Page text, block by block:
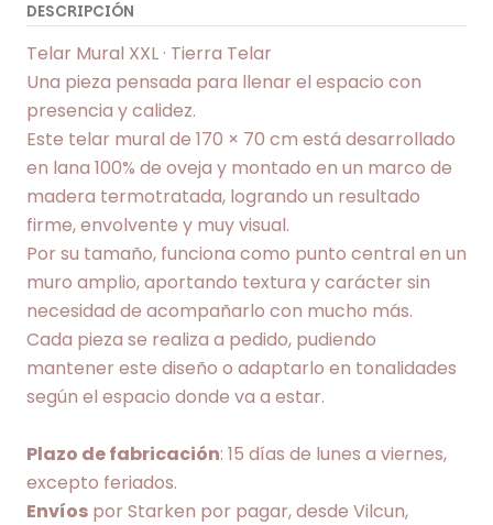
DESCRIPCIÓN
Telar Mural XXL · Tierra Telar
Una pieza pensada para llenar el espacio con
presencia y calidez.
Este telar mural de 170 × 70 cm está desarrollado
en lana 100% de oveja y montado en un marco de
madera termotratada, logrando un resultado
firme, envolvente y muy visual.
Por su tamaño, funciona como punto central en un
muro amplio, aportando textura y carácter sin
necesidad de acompañarlo con mucho más.
Cada pieza se realiza a pedido, pudiendo
mantener este diseño o adaptarlo en tonalidades
según el espacio donde va a estar.
Plazo de fabricación: 15 días de lunes a viernes,
excepto feriados.
Envíos por Starken por pagar, desde Vilcun,